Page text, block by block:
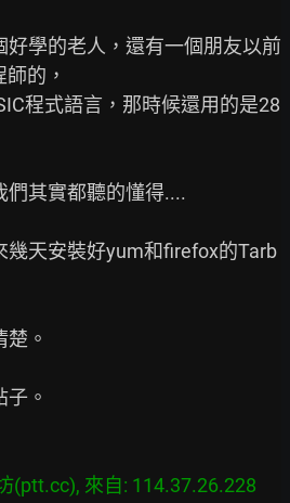
好學的老人，還有一個朋友以前
的，
程式語言，那時候還用的是28
其實都聽的懂得....
幾天安裝好yum和firefox的Tarb
。
。
(ptt.cc), 來自: 114.37.26.228